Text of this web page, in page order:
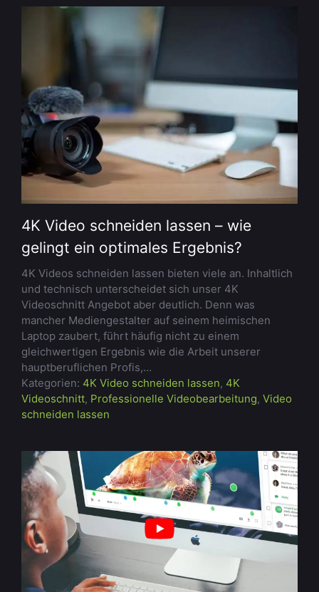
4K Video schneiden lassen – wie
gelingt ein optimales Ergebnis?
4K Videos schneiden lassen bieten viele an. Inhaltlich
und technisch unterscheidet sich unser 4K
Videoschnitt Angebot aber deutlich. Denn was
mancher Mediengestalter auf seinem heimischen
Laptop zaubert, führt häufig nicht zu einem
gleichwertigen Ergebnis wie die Arbeit unserer
hauptberuflichen Profis,…
Kategorien: 4K Video schneiden lassen, 4K
Videoschnitt, Professionelle Videobearbeitung, Video
schneiden lassen